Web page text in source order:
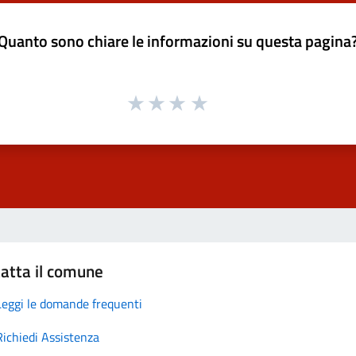
sono chiare le informazioni su questa
il comune
le domande frequenti
Assistenza